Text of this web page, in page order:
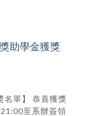
助學金獲獎
名單】 恭喜獲獎
至系辦簽領